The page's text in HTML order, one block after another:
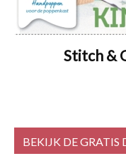
Stitch &
BEKIJK DE GRATIS